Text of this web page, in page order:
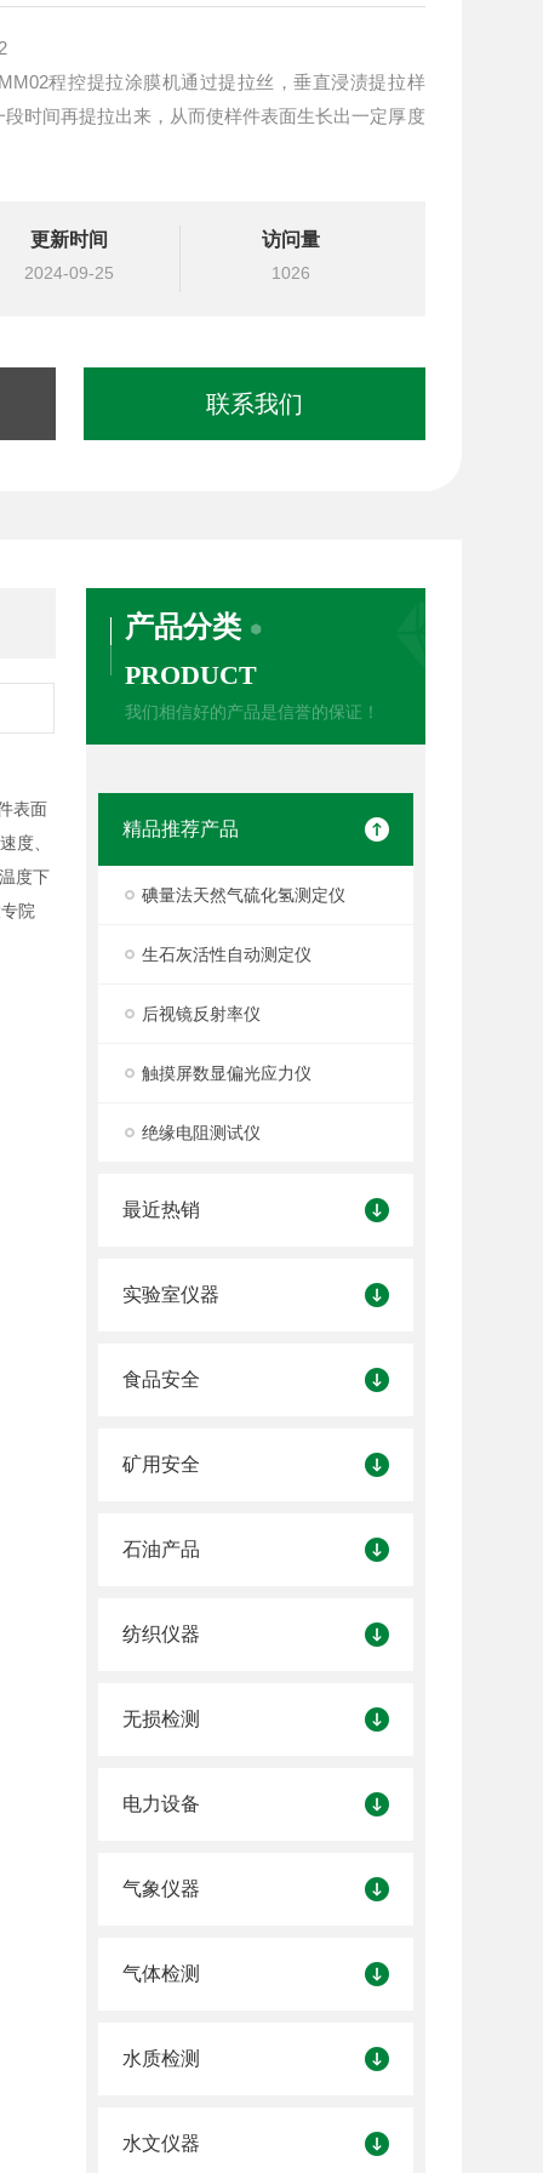
程控提拉涂膜机通过提拉丝，垂直浸渍提拉样
时间再提拉出来，从而使样件表面生长出一定厚度
更新时间
2024-09-25
访问量
1026
联系我们
产品分类
PRODUCT
我们相信好的产品是信誉的保证！
精品推荐产品
碘量法天然气硫化氢测定仪
生石灰活性自动测定仪
后视镜反射率仪
触摸屏数显偏光应力仪
绝缘电阻测试仪
最近热销
实验室仪器
食品安全
矿用安全
石油产品
纺织仪器
无损检测
电力设备
气象仪器
气体检测
水质检测
水文仪器
表面
度、
度下
院